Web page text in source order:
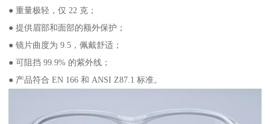
● 重量极轻，仅 22 克；
● 提供眉部和面部的额外保护；
● 镜片曲度为 9.5，佩戴舒适；
● 可阻挡 99.9% 的紫外线；
● 产品符合 EN 166 和 ANSI Z87.1 标准。